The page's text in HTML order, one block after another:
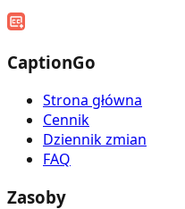
CaptionGo
Strona główna
Cennik
Dziennik zmian
FAQ
Zasoby